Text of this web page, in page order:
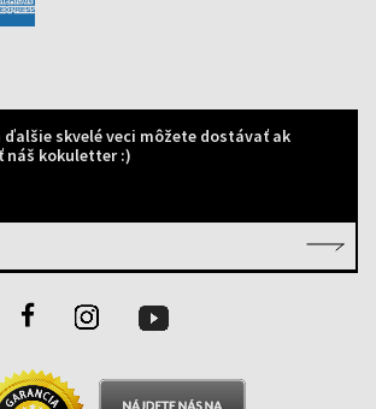
ďalšie skvelé veci môžete dostávať ak
náš kokuletter :)